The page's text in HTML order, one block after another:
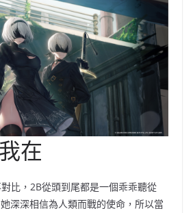
在
比，2B從頭到尾都是一個乖乖聽從
深深相信為人類而戰的使命，所以當